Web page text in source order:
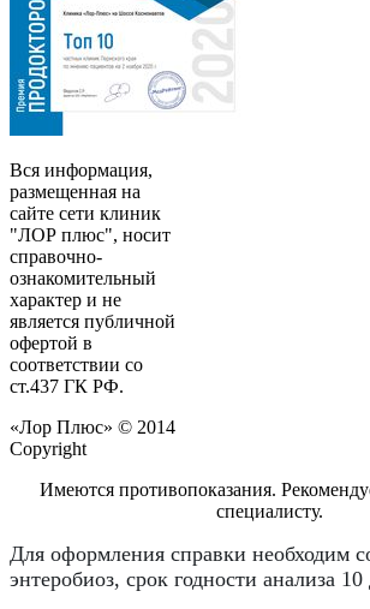
Вся информация,
размещенная на
сайте сети клиник
"ЛОР плюс", носит
справочно-
ознакомительный
характер и не
является публичной
офертой в
соответствии со
ст.437 ГК РФ.
«Лор Плюс» © 2014
Copyright
Имеются противопоказания.
специалисту.
Для оформления справки необходим
энтеробиоз, срок годности анализа 10